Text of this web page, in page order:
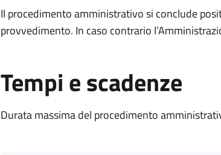
Il procedimento amministrativo si conclude
provvedimento. In caso contrario
Tempi e scadenze
Durata massima del procedimento